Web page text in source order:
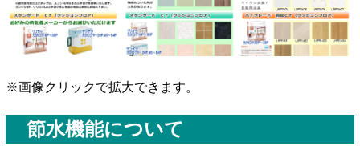
※画像クリックで拡大できます。
節水機能について